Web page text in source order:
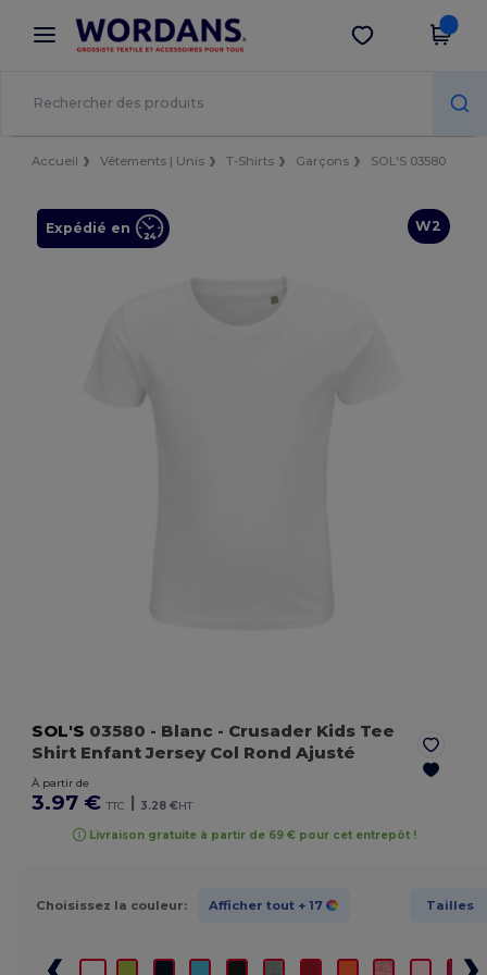
× Appli Wordans
Meilleurs prix sur l’app !
Obtenir l'appli
Accueil Vêtements | Unis T-Shirts Garçons SOL'S 03580
W2
Expédié en
SOL'S 03580 - Blanc - Crusader Kids Tee
Shirt Enfant Jersey Col Rond Ajusté
À partir de
3.97 € TTC | 3.28 €HT
Livraison gratuite à partir de 69 € pour cet entrepôt !
Choisissez la couleur: Afficher tout + 17 Tailles